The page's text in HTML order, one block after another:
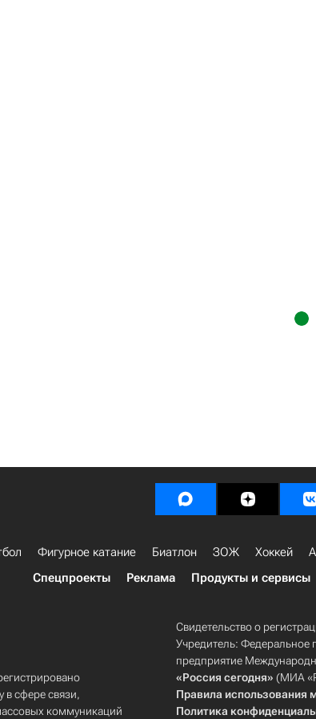
Фигурное катание Биатлон ЗОЖ Хоккей
Спецпроекты
Реклама Продукты и сервисы
в сфере связи,
коммуникаций
Свидетельство о
Учредитель: Федеральное
предприятие
«Россия сегодня» (МИА
Правила использования
Политика